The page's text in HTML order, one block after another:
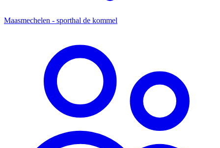
Maasmechelen - sporthal de kommel